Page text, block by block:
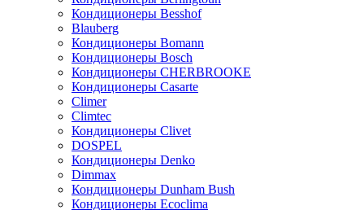
Кондиционеры Besshof
Blauberg
Кондиционеры Bomann
Кондиционеры Bosch
Кондиционеры CHERBROOKE
Кондиционеры Casarte
Climer
Climtec
Кондиционеры Clivet
DOSPEL
Кондиционеры Denko
Dimmax
Кондиционеры Dunham Bush
Кондиционеры Ecoclima